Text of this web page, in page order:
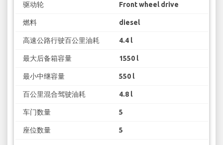
驱动轮 Front wheel drive
燃料 diesel
高速公路行驶百公里油耗 4.4 l
最大后备箱容量 1550 l
最小中继容量 550 l
百公里混合驾驶油耗 4.8 l
车门数量 5
座位数量 5